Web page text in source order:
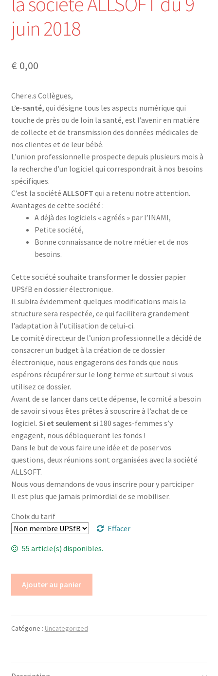
Renouvellement
Mon compte
Formations Externes
Evénements
Formations Courtes
Formations Diplomantes
Contact
Contactez nous
juin 2018
€ 0,00
Cher.e.s Collègues,
L’e-santé, qui désigne tous les aspects numérique qui
touche de près ou de loin la santé, est l’avenir en matière
de collecte et de transmission des données médicales de
nos clientes et de leur bébé.
L’union professionnelle prospecte depuis plusieurs mois à
la recherche d’un logiciel qui correspondrait à nos besoins
spécifiques.
C’est la société ALLSOFT qui a retenu notre attention.
Avantages de cette société :
A déjà des logiciels « agréés » par l’INAMI,
Petite société,
Bonne connaissance de notre métier et de nos
besoins.
Cette société souhaite transformer le dossier papier
UPSfB en dossier électronique.
Il subira évidemment quelques modifications mais la
structure sera respectée, ce qui facilitera grandement
l’adaptation à l’utilisation de celui-ci.
Le comité directeur de l’union professionnelle a décidé de
consacrer un budget à la création de ce dossier
électronique, nous engagerons des fonds que nous
espérons récupérer sur le long terme et surtout si vous
utilisez ce dossier.
Avant de se lancer dans cette dépense, le comité a besoin
de savoir si vous êtes prêtes à souscrire à l’achat de ce
logiciel. Si et seulement si 180 sages-femmes s’y
engagent, nous débloqueront les fonds !
Dans le but de vous faire une idée et de poser vos
questions, deux réunions sont organisées avec la société
ALLSOFT.
Nous vous demandons de vous inscrire pour y participer
Il est plus que jamais primordial de se mobiliser.
Choix du tarif
Effacer
55 article(s) disponibles.
Ajouter au panier
Catégorie : Uncategorized